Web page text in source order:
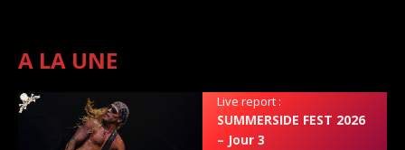
A LA UNE
Live report :
SUMMERSIDE FEST 2026
– Jour 3